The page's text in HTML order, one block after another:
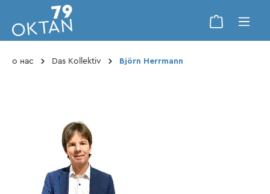
о нас Das Kollektiv Björn Herrmann